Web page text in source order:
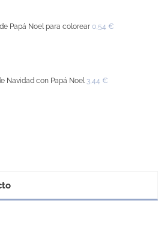
Papá Noel para colorear 0,54 €
Navidad con Papá Noel 3,44 €